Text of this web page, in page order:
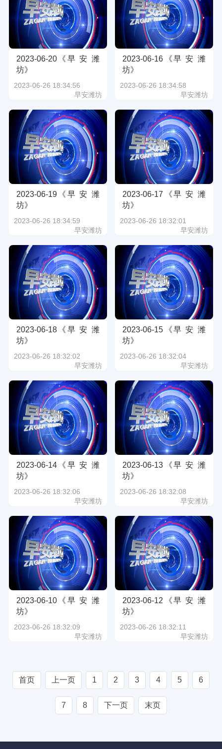
2023-06-20《早 安 潍
坊》
2023-06-26 18:34:56
早安潍坊
2023-06-16《早 安 潍
坊》
2023-06-26 18:34:58
早安潍坊
2023-06-19《早 安 潍
坊》
2023-06-26 18:34:59
早安潍坊
2023-06-17《早 安 潍
坊》
2023-06-26 18:32:01
早安潍坊
2023-06-18《早 安 潍
坊》
2023-06-26 18:32:02
早安潍坊
2023-06-15《早 安 潍
坊》
2023-06-26 18:32:04
早安潍坊
2023-06-14《早 安 潍
坊》
2023-06-26 18:32:06
早安潍坊
2023-06-13《早 安 潍
坊》
2023-06-26 18:32:08
早安潍坊
2023-06-10《早 安 潍
坊》
2023-06-26 18:32:09
早安潍坊
2023-06-12《早 安 潍
坊》
2023-06-26 18:32:11
早安潍坊
首页 上一页 1 2 3 4 5 6
7 8 下一页 末页